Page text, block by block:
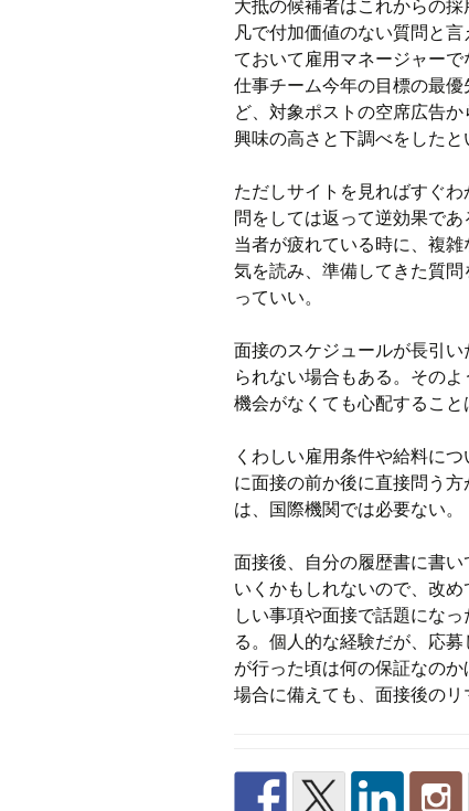
大抵の候補者はこれからの
凡で付加価値のない質問と
ておいて雇用マネージャー
仕事チーム今年の目標の最
ど、対象ポストの空席広告
興味の高さと下調べをしたと
ただしサイトを見ればすぐ
問をしては返って逆効果で
当者が疲れている時に、複
気を読み、準備してきた質
っていい。
面接のスケジュールが長引
られない場合もある。その
機会がなくても心配すること
くわしい雇用条件や給料に
に面接の前か後に直接問う
は、国際機関では必要ない。
面接後、自分の履歴書に書
いくかもしれないので、改
しい事項や面接で話題にな
る。個人的な経験だが、応
が行った頃は何の保証なの
場合に備えても、面接後のリ